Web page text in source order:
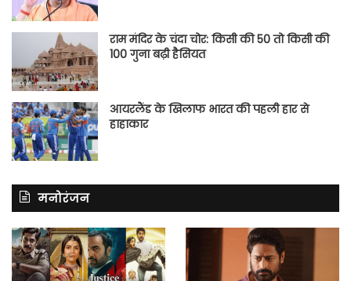
राम मंदिर के चंदा चोर: किसी की 50 तो किसी की
100 गुना बढ़ी हैसियत
आयरलैंड के खिलाफ भारत की पहली हार से
हाहाकार
मनोरंजन